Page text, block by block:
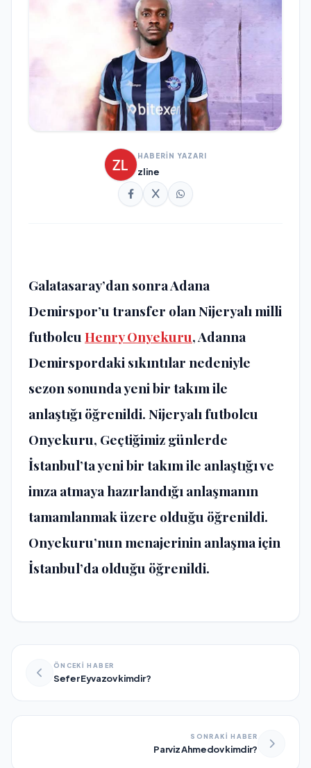
HABERİN YAZARI
zline
Galatasaray’dan sonra Adana
Demirspor’u transfer olan Nijeryalı milli
futbolcu Henry Onyekuru, Adanna
Demirspordaki sıkıntılar nedeniyle
sezon sonunda yeni bir takım ile
anlaştığı öğrenildi. Nijeryalı futbolcu
Onyekuru, Geçtiğimiz günlerde
İstanbul’ta yeni bir takım ile anlaştığı ve
imza atmaya hazırlandığı anlaşmanın
tamamlanmak üzere olduğu öğrenildi.
Onyekuru’nun menajerinin anlaşma için
İstanbul’da olduğu öğrenildi.
ÖNCEKİ HABER
Sefer Eyvazov kimdir?
SONRAKİ HABER
Parviz Ahmedov kimdir?